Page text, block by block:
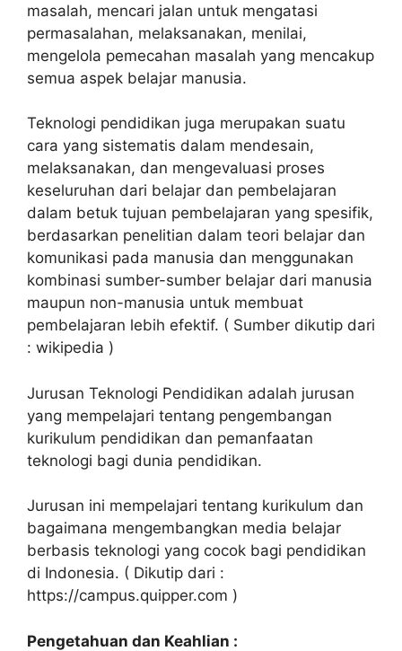
masalah, mencari jalan untuk mengatasi
permasalahan, melaksanakan, menilai,
mengelola pemecahan masalah yang mencakup
semua aspek belajar manusia.
Teknologi pendidikan juga merupakan suatu
cara yang sistematis dalam mendesain,
melaksanakan, dan mengevaluasi proses
keseluruhan dari belajar dan pembelajaran
dalam betuk tujuan pembelajaran yang spesifik,
berdasarkan penelitian dalam teori belajar dan
komunikasi pada manusia dan menggunakan
kombinasi sumber-sumber belajar dari manusia
maupun non-manusia untuk membuat
pembelajaran lebih efektif. ( Sumber dikutip dari
: wikipedia )
Jurusan Teknologi Pendidikan adalah jurusan
yang mempelajari tentang pengembangan
kurikulum pendidikan dan pemanfaatan
teknologi bagi dunia pendidikan.
Jurusan ini mempelajari tentang kurikulum dan
bagaimana mengembangkan media belajar
berbasis teknologi yang cocok bagi pendidikan
di Indonesia. ( Dikutip dari :
https://campus.quipper.com )
Pengetahuan dan Keahlian :